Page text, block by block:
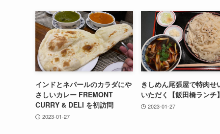
インドとネパールのカラダにや
さしいカレー FREMONT
CURRY & DELI を初訪問
2023-01-27
きしめん尾張屋で特肉せ
いただく【飯田橋ランチ】
2023-01-27